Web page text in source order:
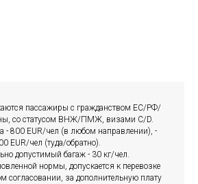
пассажиры с гражданством EC/РФ/
со статусом ВНЖ/ПМЖ, визами С/D.
- 800 EUR/чел (в любом направлении), -
EUR/чел (туда/обратно).
допустимый багаж - 30 кг/чел.
нормы, допускается к перевозке
согласовании, за дополнительную плату